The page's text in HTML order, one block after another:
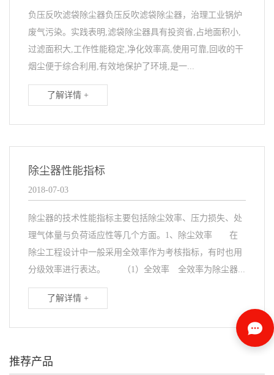
负压反吹滤袋除尘器负压反吹滤袋除尘器，治理工业锅炉
废气污染。实践表明,滤袋除尘器具有投资省,占地面积小,
过滤面积大,工作性能稳定,净化效率高,使用可靠,回收的干
烟尘便于综合利用,有效地保护了环境,是一...
了解详情 +
除尘器性能指标
2018-07-03
除尘器的技术性能指标主要包括除尘效率、压力损失、处
理气体量与负荷适应性等几个方面。1、除尘效率 在
除尘工程设计中一般采用全效率作为考核指标，有时也用
分级效率进行表达。 （1）全效率 全效率为除尘器...
了解详情 +
推荐产品